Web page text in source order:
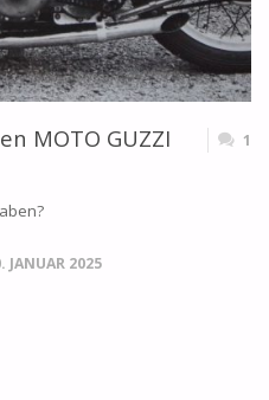
MOTO GUZZI
1
JANUAR 2025